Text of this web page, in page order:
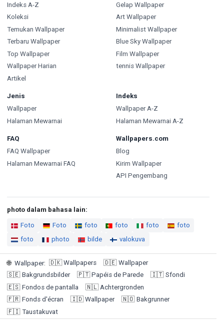
Indeks A-Z
Koleksi
Temukan Wallpaper
Terbaru Wallpaper
Top Wallpaper
Wallpaper Harian
Artikel
Gelap Wallpaper
Art Wallpaper
Minimalist Wallpaper
Blue Sky Wallpaper
Film Wallpaper
tennis Wallpaper
Jenis
Wallpaper
Halaman Mewarnai
Indeks
Wallpaper A-Z
Halaman Mewarnai A-Z
FAQ
FAQ Wallpaper
Halaman Mewarnai FAQ
Wallpapers.com
Blog
Kirim Wallpaper
API Pengembang
photo dalam bahasa lain:
Foto Foto foto foto foto
foto
foto
photo bilde valokuva
🌐 Wallpaper: 🇩🇰 Wallpapers 🇩🇪 Wallpaper
🇸🇪 Bakgrundsbilder 🇵🇹 Papéis de Parede 🇮🇹 Sfondi
🇪🇸 Fondos de pantalla 🇳🇱 Achtergronden
🇫🇷 Fonds d'écran 🇮🇩 Wallpaper 🇳🇴 Bakgrunner
🇫🇮 Taustakuvat